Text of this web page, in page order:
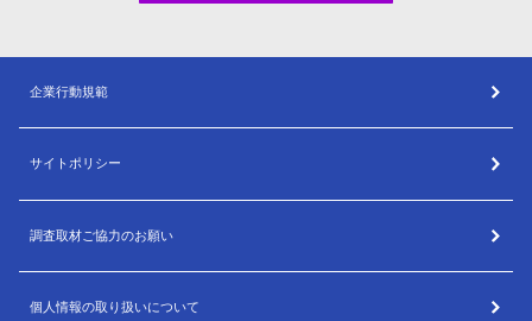
企業行動規範
サイトポリシー
調査取材ご協力のお願い
個人情報の取り扱いについて